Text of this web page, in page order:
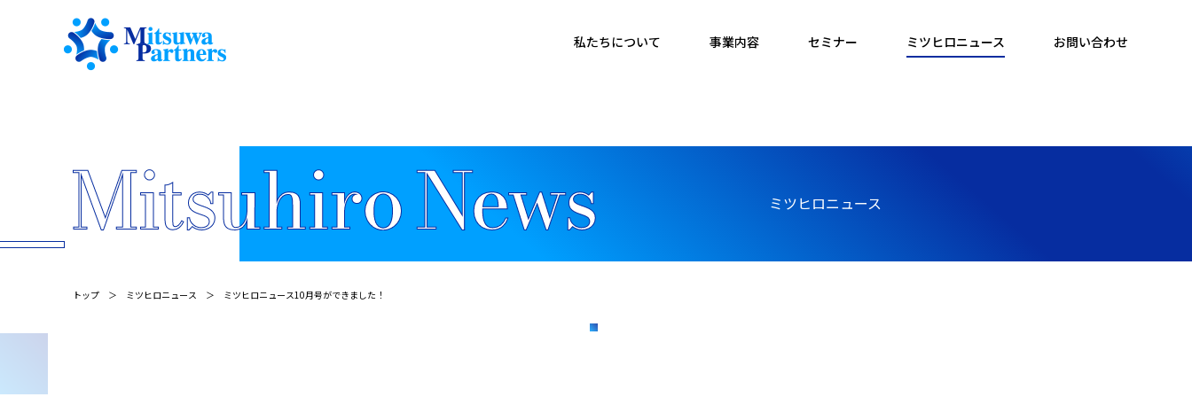
私たちについて 事業内容 セミナー ミツヒロニュース お問い合わせ
ミツヒロニュース
トップ ミツヒロニュース ミツヒロニュース10月号ができました！